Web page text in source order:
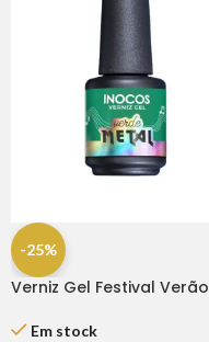
-25%
Verniz Gel Festival Verão
Em stock